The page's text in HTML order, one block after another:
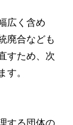
広く含め
廃合なども
すため、次
す。
する団体の